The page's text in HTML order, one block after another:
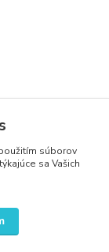
súborov
sa Vašich